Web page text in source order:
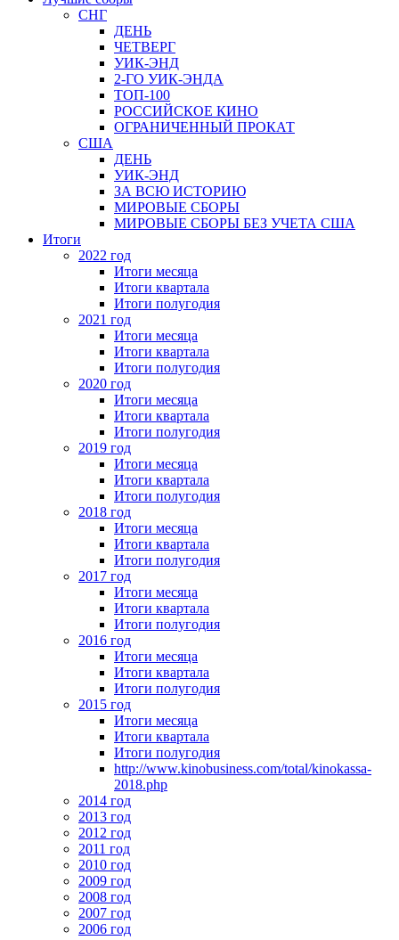
СНГ
ДЕНЬ
ЧЕТВЕРГ
УИК-ЭНД
2-ГО УИК-ЭНДА
ТОП-100
РОССИЙСКОЕ КИНО
ОГРАНИЧЕННЫЙ ПРОКАТ
США
ДЕНЬ
УИК-ЭНД
ЗА ВСЮ ИСТОРИЮ
МИРОВЫЕ СБОРЫ
МИРОВЫЕ СБОРЫ БЕЗ УЧЕТА США
Итоги
2022 год
Итоги месяца
Итоги квартала
Итоги полугодия
2021 год
Итоги месяца
Итоги квартала
Итоги полугодия
2020 год
Итоги месяца
Итоги квартала
Итоги полугодия
2019 год
Итоги месяца
Итоги квартала
Итоги полугодия
2018 год
Итоги месяца
Итоги квартала
Итоги полугодия
2017 год
Итоги месяца
Итоги квартала
Итоги полугодия
2016 год
Итоги месяца
Итоги квартала
Итоги полугодия
2015 год
Итоги месяца
Итоги квартала
Итоги полугодия
http://www.kinobusiness.com/total/kinokassa-
2018.php
2014 год
2013 год
2012 год
2011 год
2010 год
2009 год
2008 год
2007 год
2006 год